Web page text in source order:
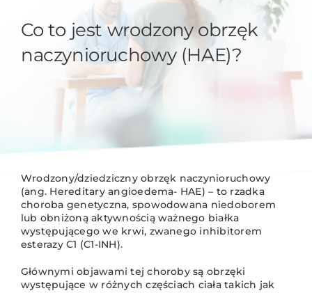
Co to jest wrodzony obrzęk
naczynioruchowy (HAE)?
Wrodzony/dziedziczny obrzęk naczynioruchowy
(ang. Hereditary angioedema- HAE) – to rzadka
choroba genetyczna, spowodowana niedoborem
lub obniżoną aktywnością ważnego białka
występującego we krwi, zwanego inhibitorem
esterazy C1 (C1-INH).
Głównymi objawami tej choroby są obrzęki
występujące w różnych częściach ciała takich jak